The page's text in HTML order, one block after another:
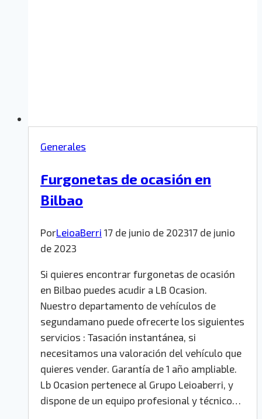
Generales
Furgonetas de ocasión en
Bilbao
PorLeioaBerri 17 de junio de 202317 de junio
de 2023
Si quieres encontrar furgonetas de ocasión
en Bilbao puedes acudir a LB Ocasion.
Nuestro departamento de vehículos de
segundamano puede ofrecerte los siguientes
servicios : Tasación instantánea, si
necesitamos una valoración del vehículo que
quieres vender. Garantía de 1 año ampliable.
Lb Ocasion pertenece al Grupo Leioaberri, y
dispone de un equipo profesional y técnico…